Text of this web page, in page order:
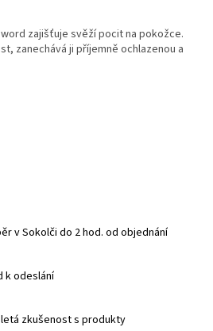
zajišťuje svěží pocit na pokožce.
zanechává ji příjemně ochlazenou a
v Sokolči do 2 hod. od objednání
k odeslání
zkušenost s produkty